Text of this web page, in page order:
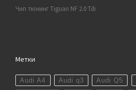
Чип тюнинг Tiguan NF 2.0 Tdi
Метки
Audi A4 Audi q3 Audi Q5